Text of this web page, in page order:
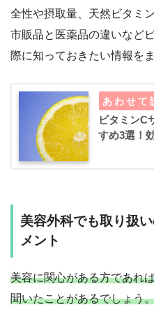
全性や摂取量、天然ビタミ
市販品と医薬品の違いなど
際に知っておきたい情報を
ビタミンC
すめ3選！
美容外科でも取り扱
メント
美容に関心がある方であれ
聞いたことがあるでしょう